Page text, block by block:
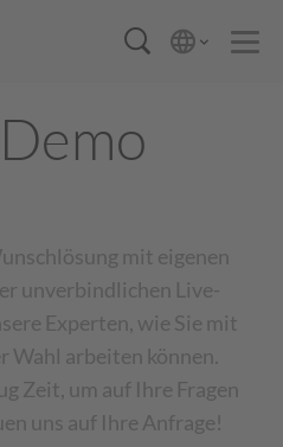
mit eigenen
unverbindlichen Live-
Experten, wie Sie mit
Wahl arbeiten können.
Zeit, um auf Ihre Fragen
uns auf Ihre Anfrage!